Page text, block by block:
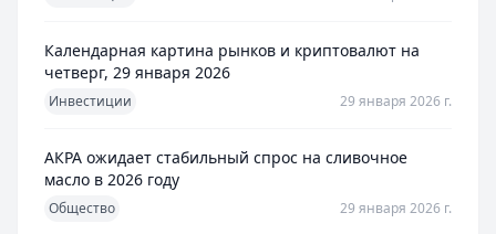
Календарная картина рынков и криптовалют на
четверг, 29 января 2026
Инвестиции 29 января 2026 г.
АКРА ожидает стабильный спрос на сливочное
масло в 2026 году
Общество 29 января 2026 г.